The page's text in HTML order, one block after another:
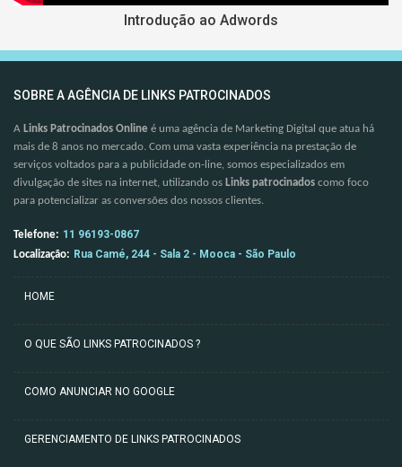
Introdução ao Adwords
SOBRE A AGÊNCIA DE LINKS PATROCINADOS
A Links Patrocinados Online é uma agência de Marketing Digital que atua há
mais de 8 anos no mercado. Com uma vasta experiência na prestação de
serviços voltados para a publicidade on-line, somos especializados em
divulgação de sites na internet, utilizando os Links patrocinados como foco
para potencializar as conversões dos nossos clientes.
Telefone: 11 96193-0867
Localização: Rua Camé, 244 - Sala 2 - Mooca - São Paulo
HOME
O QUE SÃO LINKS PATROCINADOS ?
COMO ANUNCIAR NO GOOGLE
GERENCIAMENTO DE LINKS PATROCINADOS